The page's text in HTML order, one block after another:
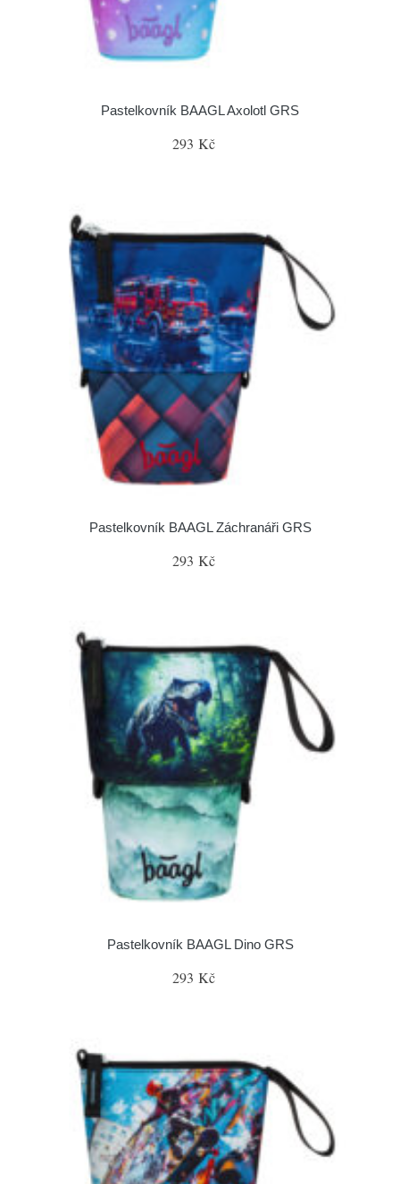
Pastelkovník BAAGL Axolotl GRS
293 Kč
Pastelkovník BAAGL Záchranáři GRS
293 Kč
Pastelkovník BAAGL Dino GRS
293 Kč